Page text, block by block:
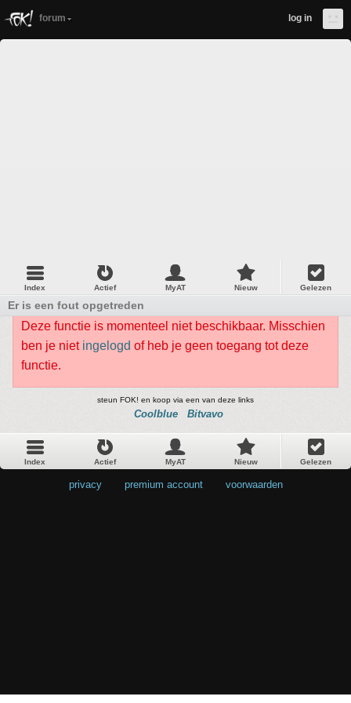
forum log in
Index Actief MyAT Nieuw Gelezen
Er is een fout opgetreden
Deze functie is momenteel niet beschikbaar. Misschien
ben je niet ingelogd of heb je geen toegang tot deze
functie.
steun FOK! en koop via een van deze links
Coolblue Bitvavo
Index Actief MyAT Nieuw Gelezen
privacy premium account voorwaarden